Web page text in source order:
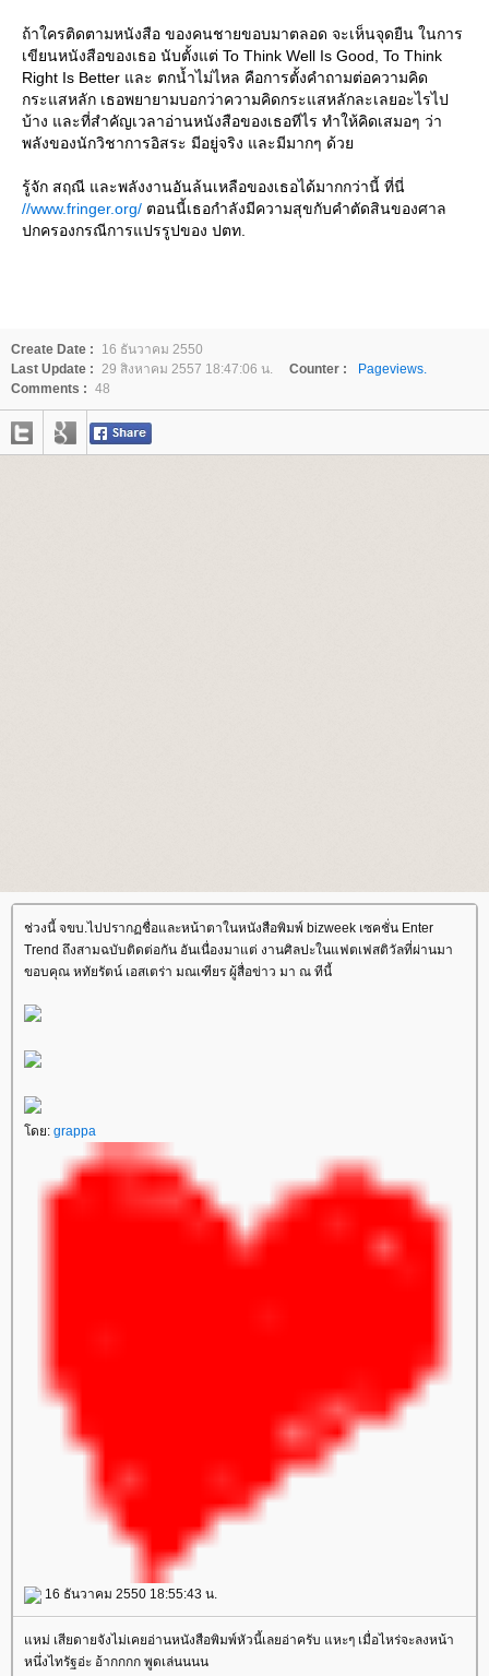
ถ้าใครติดตามหนังสือ ของคนชายขอบมาตลอด จะเห็นจุดยืน ในการ
เขียนหนังสือของเธอ นับตั้งแต่ To Think Well Is Good, To Think
Right Is Better และ ตกน้ำไม่ไหล คือการตั้งคำถามต่อความคิด
กระแสหลัก เธอพยายามบอกว่าความคิดกระแสหลักละเลยอะไรไป
บ้าง และที่สำคัญเวลาอ่านหนังสือของเธอทีไร ทำให้คิดเสมอๆ ว่า
พลังของนักวิชาการอิสระ มีอยู่จริง และมีมากๆ ด้ว
รู้จัก สฤณี และพลังงานอันล้นเหลือของเธอได้มากกว่านี้ ที่นี่
//www.fringer.org/ ตอนนี้เธอกำลังมีความสุขกับคำตัดสินของศาล
ปกครองกรณีการแปรรูปของ ปตท.
Create Date :
16 ธันวาคม 2550
Last Update : 29 สิงหาคม 2557 18:47:06 น. Counter :
Pageviews.
Comments : 48
ช่วงนี้ จขบ.ไปปรากฏชื่อและหน้าตาในหนังสือพิมพ์ bizweek เซคชั่น Enter
Trend ถึงสามฉบับติดต่อกัน อันเนื่องมาแต่ งานศิลปะในแฟตเฟสติวัลที่ผ่านมา
ขอบคุณ หทัยรัตน์ เอสเตร่า มณเฑียร ผู้สื่อข่าว มา ณ ทีนี้
ดย: grappa
16 ธันวาคม 2550 18:55:43 น.
หม่ เสียดายจังไม่เคยอ่านหนังสือพิมพ์หัวนี้เลยอ่าครับ แหะๆ เมื่อไหร่จะลงหน้า
หนึ่งไทรัฐอ่ะ อ้ากกกก พูดเล่นนนน